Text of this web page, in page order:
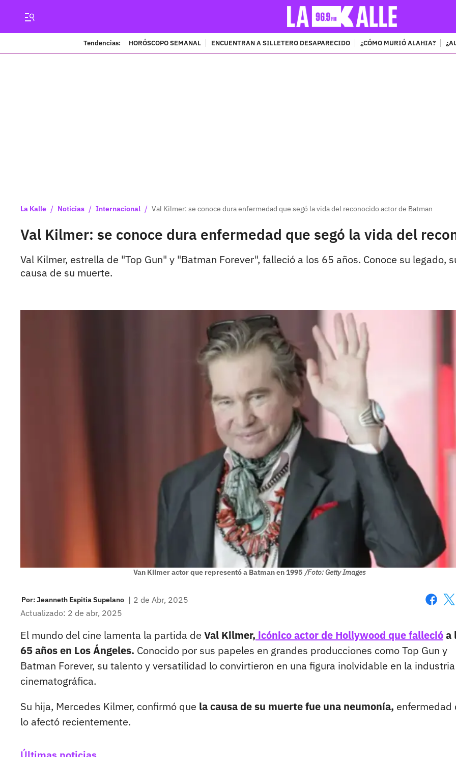
Tendencias: HORÓSCOPO SEMANAL ENCUENTRAN A SILLETERO DESAPARECIDO ¿CÓMO MURIÓ ALAHIA?
La Kalle / Noticias / Internacional / Val Kilmer: se conoce dura enfermedad que segó la vida del reconocido actor de Batman
Val Kilmer: se conoce dura enfermedad que segó la vida del
Val Kilmer, estrella de "Top Gun" y "Batman Forever", falleció a los 65 años. Conoce su legado,
causa de su muerte.
Van Kilmer actor que representó a Batman en 1995 /Foto: Getty Images
Por:Jeanneth Espitia Supelano | 2 de Abr, 2025
Actualizado: 2 de abr, 2025
El mundo del cine lamenta la partida de Val Kilmer, icónico actor de Hollywood que fallecióa
65 años en Los Ángeles. Conocido por sus papeles en grandes producciones como Top Gun y
Batman Forever, su talento y versatilidad lo convirtieron en una figura inolvidable en la industria
cinematográfica.
Su hija, Mercedes Kilmer, confirmó que la causa de su muerte fue una neumonía, enfermedad
lo afectó recientemente.